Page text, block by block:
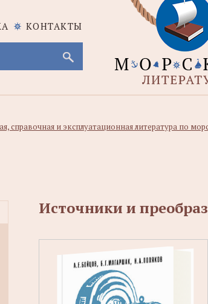
КОНТАКТЫ
справочная и эксплуатационная литература по
Источники и